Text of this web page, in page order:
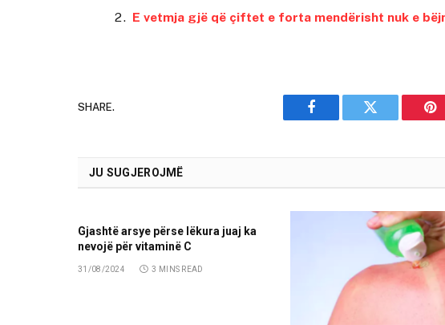
E vetmja gjë që çiftet e forta mendërisht nuk e
SHARE.
Facebook Twitter
JU SUGJEROJMË
Gjashtë arsye përse lëkura juaj ka
nevojë për vitaminë C
31/08/2024 3 MINS READ